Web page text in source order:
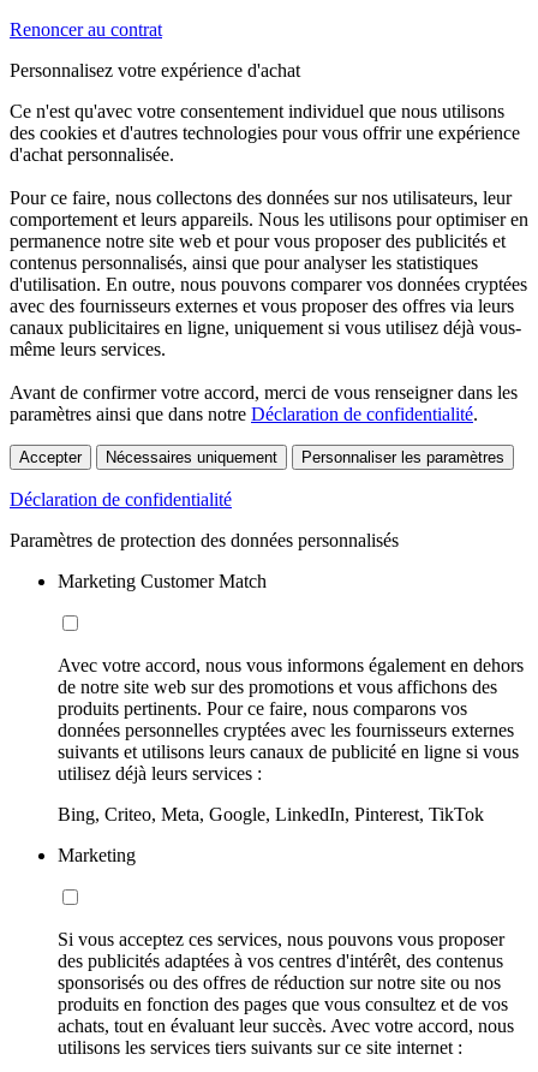
Renoncer au contrat
Personnalisez votre expérience d'achat
Ce n'est qu'avec votre consentement individuel que nous utilisons
des cookies et d'autres technologies pour vous offrir une expérience
d'achat personnalisée.
Pour ce faire, nous collectons des données sur nos utilisateurs, leur
comportement et leurs appareils. Nous les utilisons pour optimiser en
permanence notre site web et pour vous proposer des publicités et
contenus personnalisés, ainsi que pour analyser les statistiques
d'utilisation. En outre, nous pouvons comparer vos données cryptées
avec des fournisseurs externes et vous proposer des offres via leurs
canaux publicitaires en ligne, uniquement si vous utilisez déjà vous-
même leurs services.
Avant de confirmer votre accord, merci de vous renseigner dans les
paramètres ainsi que dans notre Déclaration de confidentialité.
Accepter Nécessaires uniquement Personnaliser les paramètres
Déclaration de confidentialité
Paramètres de protection des données personnalisés
Marketing Customer Match
Avec votre accord, nous vous informons également en dehors
de notre site web sur des promotions et vous affichons des
produits pertinents. Pour ce faire, nous comparons vos
données personnelles cryptées avec les fournisseurs externes
suivants et utilisons leurs canaux de publicité en ligne si vous
utilisez déjà leurs services :
Bing, Criteo, Meta, Google, LinkedIn, Pinterest, TikTok
Marketing
Si vous acceptez ces services, nous pouvons vous proposer
des publicités adaptées à vos centres d'intérêt, des contenus
sponsorisés ou des offres de réduction sur notre site ou nos
produits en fonction des pages que vous consultez et de vos
achats, tout en évaluant leur succès. Avec votre accord, nous
utilisons les services tiers suivants sur ce site internet :